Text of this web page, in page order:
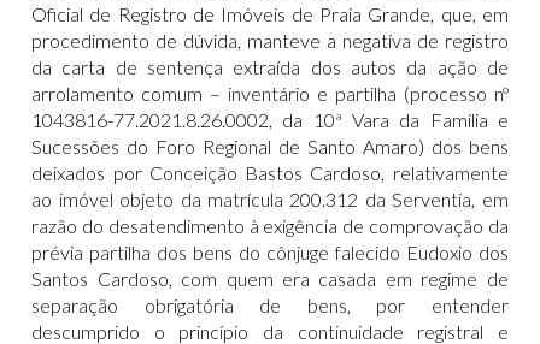
Oficial de Registro de Imóveis de Praia Grande, que, em
procedimento de dúvida, manteve a negativa de registro
da carta de sentença extraída dos autos da ação de
arrolamento comum – inventário e partilha (processo nº
1043816-77.2021.8.26.0002, da 10ª Vara da Família e
Sucessões do Foro Regional de Santo Amaro) dos bens
deixados por Conceição Bastos Cardoso, relativamente
ao imóvel objeto da matrícula 200.312 da Serventia, em
razão do desatendimento à exigência de comprovação da
prévia partilha dos bens do cônjuge falecido Eudoxio dos
Santos Cardoso, com quem era casada em regime de
separação obrigatória de bens, por entender
descumprido o princípio da continuidade registral e